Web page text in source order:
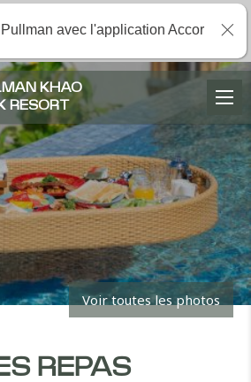
Voir toutes les photos
REPAS
KHAO
RESORT
avec l'application Accor